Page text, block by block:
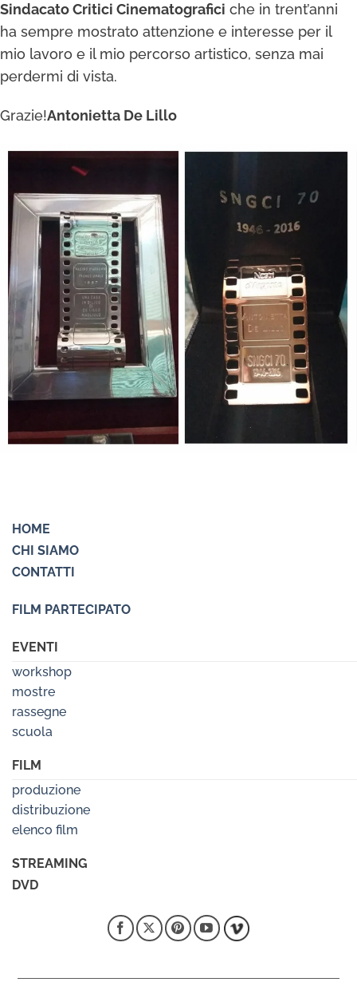
Sindacato Critici Cinematografici che in trent’anni
ha sempre mostrato attenzione e interesse per il
mio lavoro e il mio percorso artistico, senza mai
perdermi di vista.
Grazie!Antonietta De Lillo
HOME
CHI SIAMO
CONTATTI
FILM PARTECIPATO
EVENTI
workshop
mostre
rassegne
scuola
FILM
produzione
distribuzione
elenco film
STREAMING
DVD